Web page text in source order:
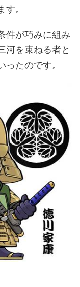
。
件が巧みに組み
河を束ねる者と
たのです。